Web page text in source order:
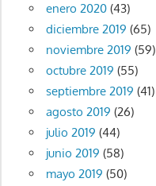
enero 2020(43)
diciembre 2019 (65)
noviembre 2019 (59)
octubre 2019 (55)
septiembre 2019 (41)
agosto 2019 (26)
julio 2019 (44)
junio 2019 (58)
mayo 2019 (50)